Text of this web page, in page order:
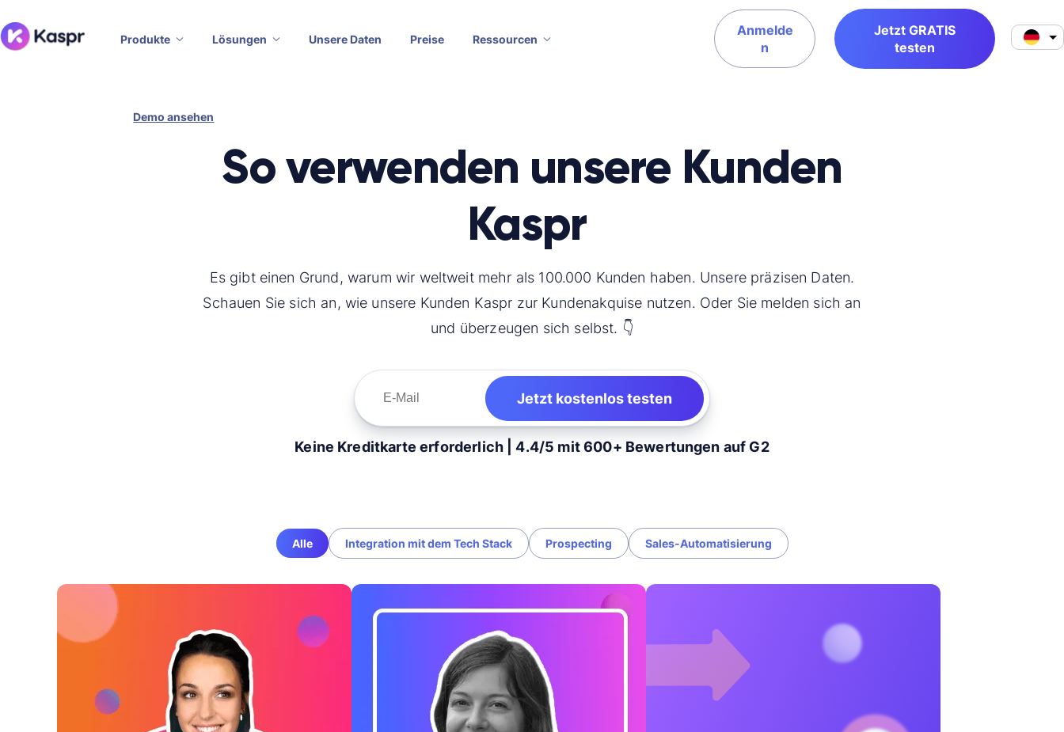
Produkte Lösungen Unsere Daten Preise Ressourcen
Demo ansehen
Anmelde
n
Jetzt GRATIS
testen
So verwenden unsere Kunden
Kaspr
Es gibt einen Grund, warum wir weltweit mehr als 100.000 Kunden haben. Unsere präzisen Daten.
Schauen Sie sich an, wie unsere Kunden Kaspr zur Kundenakquise nutzen. Oder Sie melden sich an
und überzeugen sich selbst. 👇
Jetzt kostenlos testen
Keine Kreditkarte erforderlich | 4.4/5 mit 600+ Bewertungen auf G2
Alle Integration mit dem Tech Stack Prospecting Sales-Automatisierung